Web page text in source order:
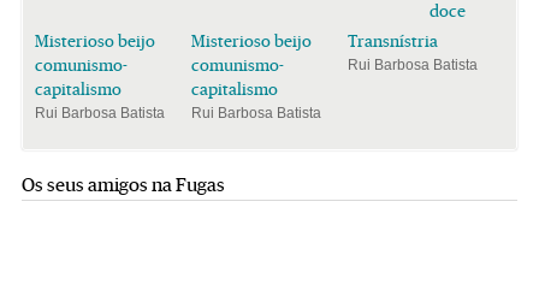
Misterioso beijo
comunismo-
capitalismo
Rui Barbosa Batista
Misterioso beijo
comunismo-
capitalismo
Rui Barbosa Batista
doce
Transnístria
Rui Barbosa Batista
Os seus amigos na Fugas